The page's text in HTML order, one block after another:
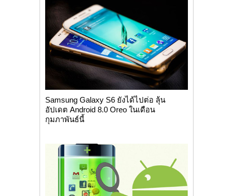
Samsung Galaxy S6 ยังได้ไปต่อ ลุ้น
อัปเดต Android 8.0 Oreo ในเดือน
กุมภาพันธ์นี้